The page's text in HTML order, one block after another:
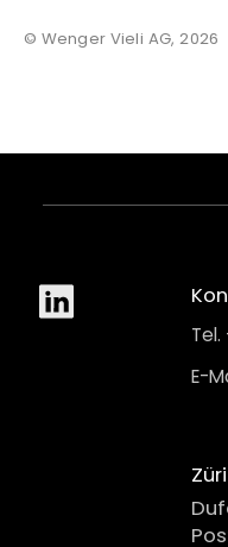
© Wenger Vieli AG, 2026
E-